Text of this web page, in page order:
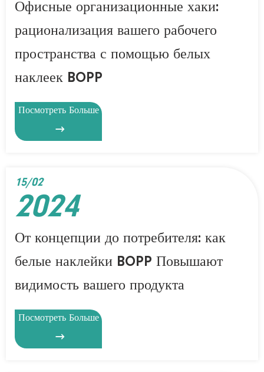
Офисные организационные хаки:
рационализация вашего рабочего
пространства с помощью белых
наклеек BOPP
Посмотреть Больше

От концепции до потребителя: как
белые наклейки BOPP Повышают
видимость вашего продукта
Посмотреть Больше

15/02
2024